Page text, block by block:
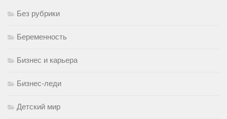
Без рубрики
Беременность
Бизнес и карьера
Бизнес-леди
Детский мир